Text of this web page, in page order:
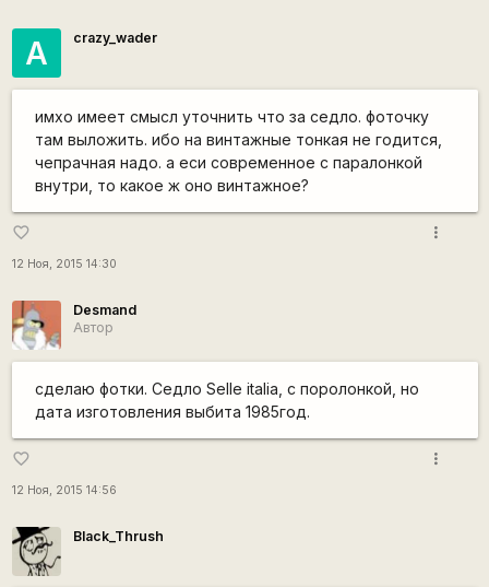
А crazy_wader
имхо имеет смысл уточнить что за седло. фоточку
там выложить. ибо на винтажные тонкая не годится,
чепрачная надо. а еси современное с паралонкой
внутри, то какое ж оно винтажное?
favorite_border
12 Ноя, 2015 14:30
more_vert
Desmand
Автор
сделаю фотки. Седло Selle italia, с поролонкой, но
дата изготовления выбита 1985год.
favorite_border
12 Ноя, 2015 14:56
more_vert
Black_Thrush